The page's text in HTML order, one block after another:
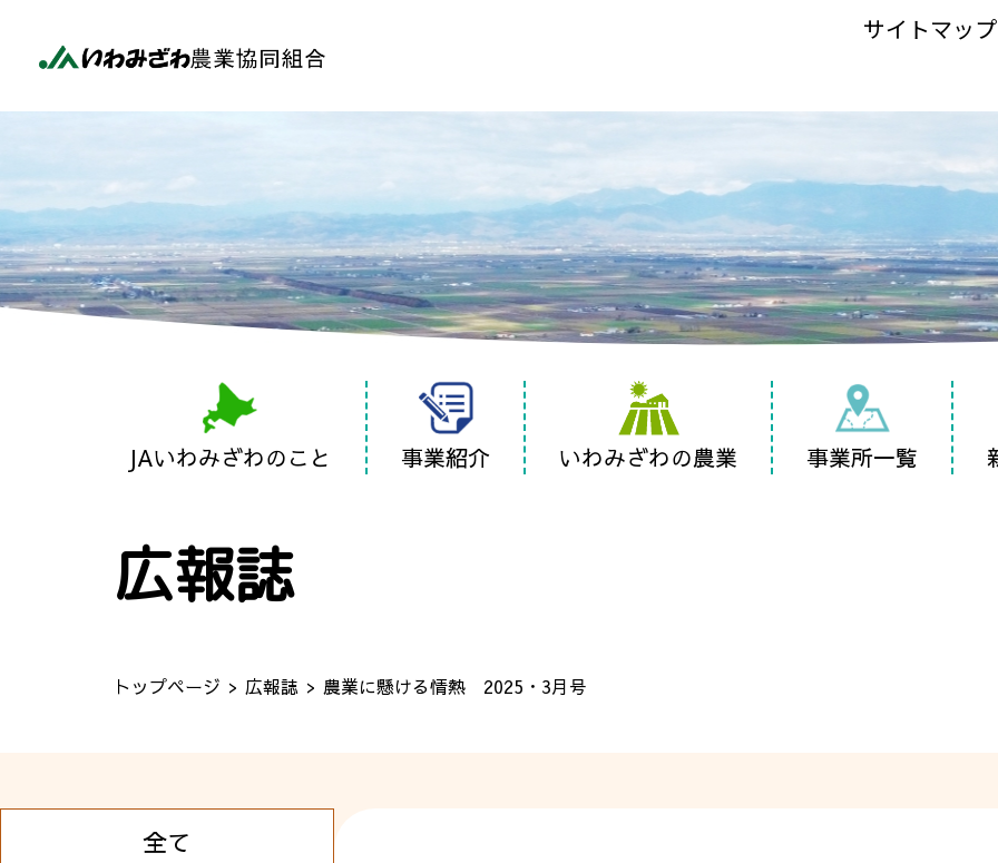
サイトマップ
JAいわみざわのこと 事業紹介 いわみざわの農業 事業所一覧
広報誌
トップページ 広報誌 農業に懸ける情熱 2025・3月号
全て